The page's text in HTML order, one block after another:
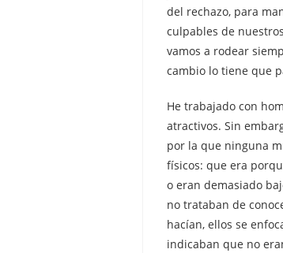
del rechazo, para
culpables de
vamos a rodear
cambio lo tiene que
He trabajado con
atractivos. Sin
por la que ninguna
físicos: que era
o eran demasiado
no trataban de
hacían, ellos se
indicaban que no